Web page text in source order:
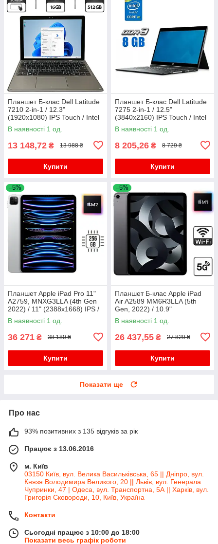
Планшет Б-клас Dell Latitude
7210 2-in-1 / 12.3"
(1920x1080) IPS Touch / Intel
Core i7-10610U (4 (8) ядра по
1.8 - 4.9 GHz) / 16
В наявності 1 од.
13 148,72 ₴ 13 988 ₴
Купити
Планшет Б-клас Dell Latitude
7275 2-in-1 / 12.5"
(3840x2160) IPS Touch / Intel
Core m7-6Y75 (2 (4) ядра по
1.2 - 3.1 GHz) / 8 GB
В наявності 1 од.
8 205,26 ₴ 8 729 ₴
Купити
–5%
Планшет Apple iPad Pro 11"
A2759, MNXG3LLA (4th Gen
2022) / 11" (2388x1668) IPS /
Apple M2 (8 ядер по 2.42 -
3.48 GHz) / 8 GB RAM
В наявності 1 од.
36 271 ₴ 38 180 ₴
Купити
–5%
Планшет Б-клас Apple iPad
Air A2589 MM6R3LLA (5th
Gen, 2022) / 10.9"
(2360x1640) IPS / Apple M1 (8
ядер до 3.2 GHz) / 8 GB RAM
В наявності 1 од.
26 437,55 ₴ 27 829 ₴
Купити
Показати ще
Про нас
93% позитивних з 135 відгуків за рік
Працює з 13.06.2016
м. Київ
03150 Київ, вул. Велика Васильківська, 65 || Дніпро, вул.
Князя Володимира Великого, 20 || Львів, вул. Генерала
Чупринки, 47 | Одеса, вул. Транспортна, 5А || Харків, вул.
Григорія Сковороди, 10, Київ, Україна
Контакти
Сьогодні працює з 10:00 до 18:00
Показати весь графік роботи